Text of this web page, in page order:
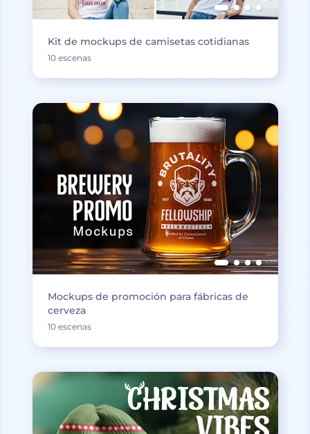
Kit de mockups de camisetas cotidianas
10 escenas
Mockups de promoción para fábricas de
cerveza
10 escenas